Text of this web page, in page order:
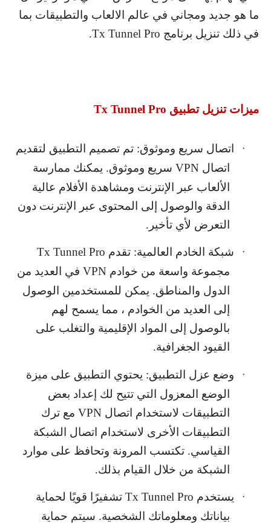
ما هو جديد ومجاني في عالم الالعاب والتطبيقات بما
في ذلك تنزيل برنامج Tx Tunnel Pro
.
ميزات تنزيل تطبيق Tx Tunnel Pro
·
اتصال سريع وموثوق: تم تصميم التطبيق لتقديم
اتصال VPN سريع وموثوق. يمكنك ممارسة
الألعاب عبر الإنترنت ومشاهدة الأفلام عالية
الدقة والوصول إلى المحتوى عبر الإنترنت دون
التعرض لأي تأخير.
· شبكة الخادم العالمية: تقدم Tx Tunnel Pro
مجموعة واسعة من خوادم VPN في العديد من
الدول والمناطق. يمكن للمستخدمين الوصول
إلى العديد من الخوادم ، مما يسمح لهم
بالوصول إلى المواد الإقليمية والتغلب على
القيود الجغرافية.
·
وضع عزل التطبيق: يحتوي التطبيق على ميزة
الوضع المعزول التي تتيح لك إعداد بعض
التطبيقات لاستخدام اتصال VPN مع ترك
التطبيقات الأخرى لاستخدام اتصال الشبكة
القياسي. تكتسب المرونة وتحافظ على موارد
الشبكة من خلال القيام بذلك.
· يستخدم Tx Tunnel Pro تشفيرًا قويًا لحماية
بياناتك ومعلوماتك الشخصية. سيتم حماية